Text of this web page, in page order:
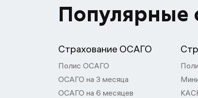
Популярные
Страхование ОСАГО
Полис ОСАГО
ОСАГО на 3 месяца
ОСАГО на 6 месяцев